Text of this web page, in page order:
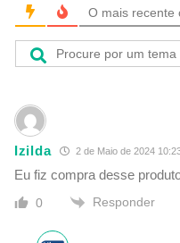
O mais recente
Izilda 2 de Maio de 2024
Eu fiz compra desse
0 Responder